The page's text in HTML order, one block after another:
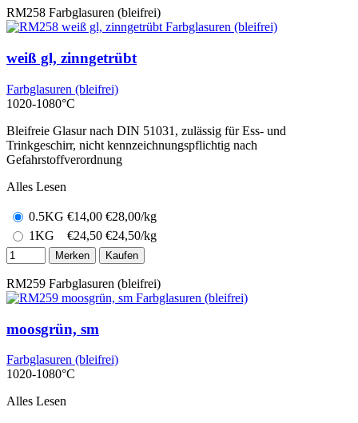
RM258 Farbglasuren (bleifrei)
weiß gl, zinngetrübt
Farbglasuren (bleifrei)
1020-1080°C
Bleifreie Glasur nach DIN 51031, zulässig für Ess- und
Trinkgeschirr, nicht kennzeichnungspflichtig nach
Gefahrstoffverordnung
Alles Lesen
0.5KG €14,00 €28,00/kg
1KG
€24,50 €24,50/kg
Merken Kaufen
RM259 Farbglasuren (bleifrei)
moosgrün, sm
Farbglasuren (bleifrei)
1020-1080°C
Alles Lesen